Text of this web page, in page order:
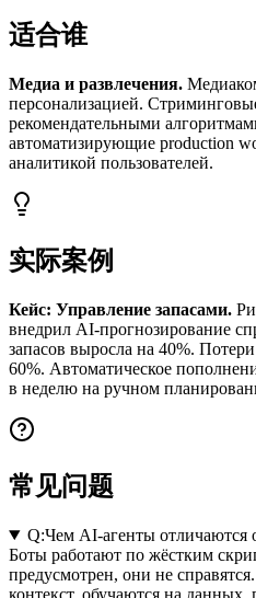
适合谁
Медиа и развлечения.
персонализацией.
рекомендательными
автоматизирующие production
аналитикой пользователей.
实际案例
Кейс: Управление запасами.
внедрил AI-прогнозирование
запасов выросла на 40%.
60%. Автоматическое
в неделю на ручном
常见问题
Q:Чем AI-агенты отличаются
Боты работают по жёстким
предусмотрен, они не
контекст, обучаются на